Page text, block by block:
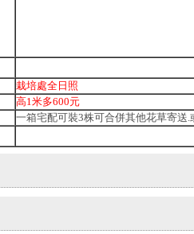
栽培處全日照
高1米多600元
一箱宅配可裝3株可合併其他花草寄送